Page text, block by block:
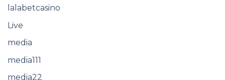
lalabetcasino
Live
media
media111
media22